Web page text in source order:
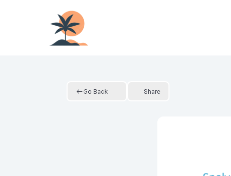
Go Back Share